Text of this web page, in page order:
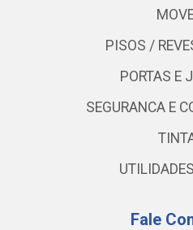
PISOS /
PORTAS E
SEGURANCA E
Fale